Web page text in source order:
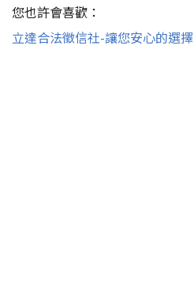
您也許會喜歡：
立達合法徵信社-讓您安心的選擇